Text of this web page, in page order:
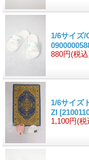
1/6サイズ/
880円(税
1/6サイズ
ZI
1,100円(税